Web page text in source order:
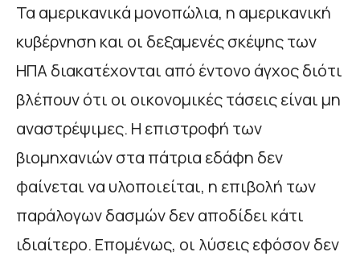
Τα αμερικανικά μονοπώλια, η αμερικανική
κυβέρνηση και οι δεξαμενές σκέψης των
ΗΠΑ διακατέχονται από έντονο άγχος διότι
βλέπουν ότι οι οικονομικές τάσεις είναι μη
αναστρέψιμες. Η επιστροφή των
βιομηχανιών στα πάτρια εδάφη δεν
φαίνεται να υλοποιείται, η επιβολή των
παράλογων δασμών δεν αποδίδει κάτι
ιδιαίτερο. Επομένως, οι λύσεις εφόσον δεν